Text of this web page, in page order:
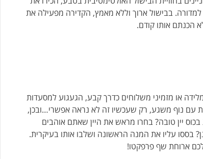
בבישול ארוך וללא מאמץ, הקדירה מפעילה את
הכנתם אותו קודם.
או מזמיני משלוחים כדרך קבע, הגעגוע למסעדות
עם נוף משגע, רק שעכשיו זה לא נראה אפשרי…ובכן,
יין טובה? בחרו מראש את היין שאתם אוהבים
בססו עליו את המנה הראשונה ושלבו אותו בעיקרית.
ארוחת שף פרפקטו!